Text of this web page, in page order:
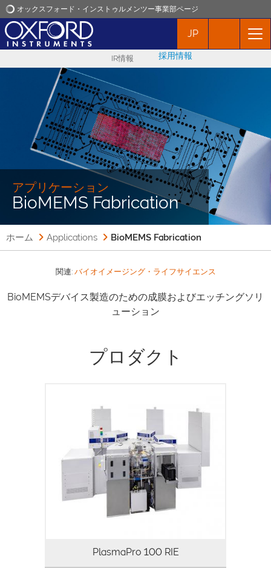
オックスフォード・インストゥルメンツー事業部ページ
オックスフォード・インストゥルメンツ
アプリケーション
プロダクト
ニュース
イベント
JP
IR情報 採用情報
アプリケーション
BioMEMS Fabrication
ホーム Applications BioMEMS Fabrication
関連: バイオイメージング・ライフサイエンス
BioMEMSデバイス製造のための成膜およびエッチングソリ
ューション
プロダクト
PlasmaPro 100 RIE モジュールにより、
広範なプロセスに対応した等方性・異方性
ドライエッチングが実現します。研究およ
び製造のお客様に適しており、ロードロッ
クおよびカセット方式オプションにより、
プロセスの再現性を向上させる制御環境を
提供します。
PlasmaPro 100 RIE